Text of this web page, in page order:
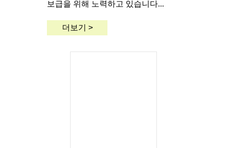
보급을 위해 노력하고 있습니다...
더보기 >